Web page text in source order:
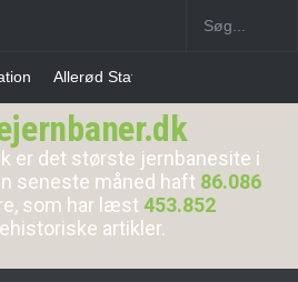
Favrholm Station
er det største jernbanesite i
seneste måned haft 86.086
som har læst 453.852
artikler.